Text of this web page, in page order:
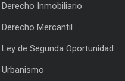
Derecho Inmobiliario
Derecho Mercantil
Ley de Segunda Oportunidad
Urbanismo